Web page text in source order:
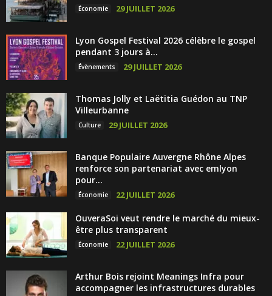
Économie 29 JUILLET 2026
Lyon Gospel Festival 2026 célèbre le gospel
pendant 3 jours à...
Évènements 29 JUILLET 2026
Thomas Jolly et Laëtitia Guédon au TNP
Villeurbanne
Culture 29 JUILLET 2026
Banque Populaire Auvergne Rhône Alpes
renforce son partenariat avec emlyon
pour...
Économie 22 JUILLET 2026
OuveraSoi veut rendre le marché du mieux-
être plus transparent
Économie 22 JUILLET 2026
Arthur Bois rejoint Meanings Infra pour
accompagner les infrastructures durables